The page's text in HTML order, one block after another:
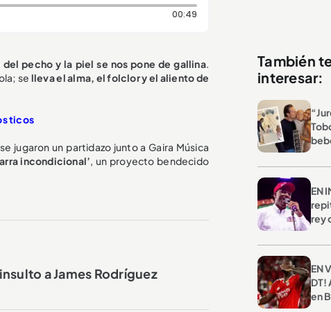
00:49Duración: 49 segundos
pecho y la piel se nos pone de gallina.
se lleva el alma, el folclor y el aliento de
ticos
se jugaron un partidazo junto a Gaira Música
incondicional’, un proyecto bendecido
a James Rodríguez
También
interesar:
EN
rey
EN
DT!
en